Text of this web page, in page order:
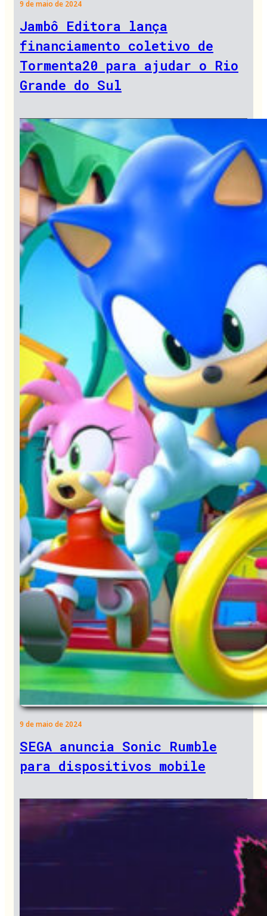
9 de maio de 2024
Jambô Editora lança
financiamento coletivo de
Tormenta20 para ajudar o Rio
Grande do Sul
9 de maio de 2024
SEGA anuncia Sonic Rumble
para dispositivos mobile